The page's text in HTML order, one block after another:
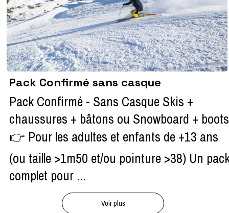
Pack Confirmé sans casque
Pack Confirmé - Sans Casque Skis +
chaussures + bâtons ou Snowboard + boots
👉 Pour les adultes et enfants de +13 ans
(ou taille >1m50 et/ou pointure >38) Un
complet pour ...
Voir plus